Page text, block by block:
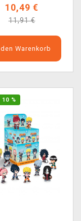
10,49 €
11,91 €
Warenkorb
%